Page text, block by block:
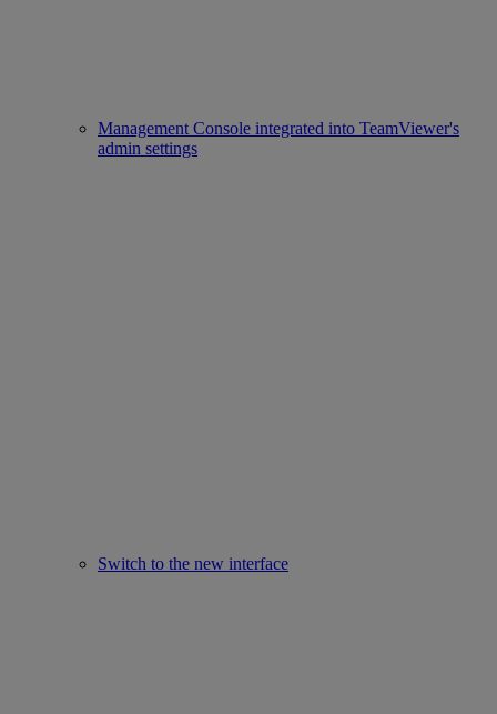
Management Console integrated into TeamViewer's
admin settings
Switch to the new interface